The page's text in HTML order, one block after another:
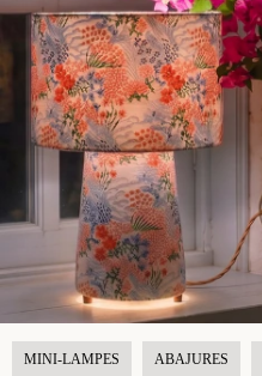
MINI-LAMPES ABAJURES